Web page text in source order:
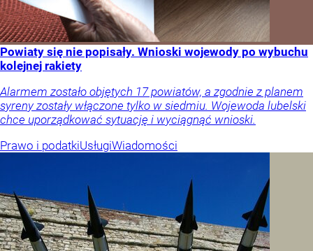
Powiaty się nie popisały. Wnioski wojewody po wybuchu
kolejnej rakiety
Alarmem zostało objętych 17 powiatów, a zgodnie z planem
syreny zostały włączone tylko w siedmiu. Wojewoda lubelski
chce uporządkować sytuację i wyciągnąć wnioski.
Prawo i podatkiUsługiWiadomości